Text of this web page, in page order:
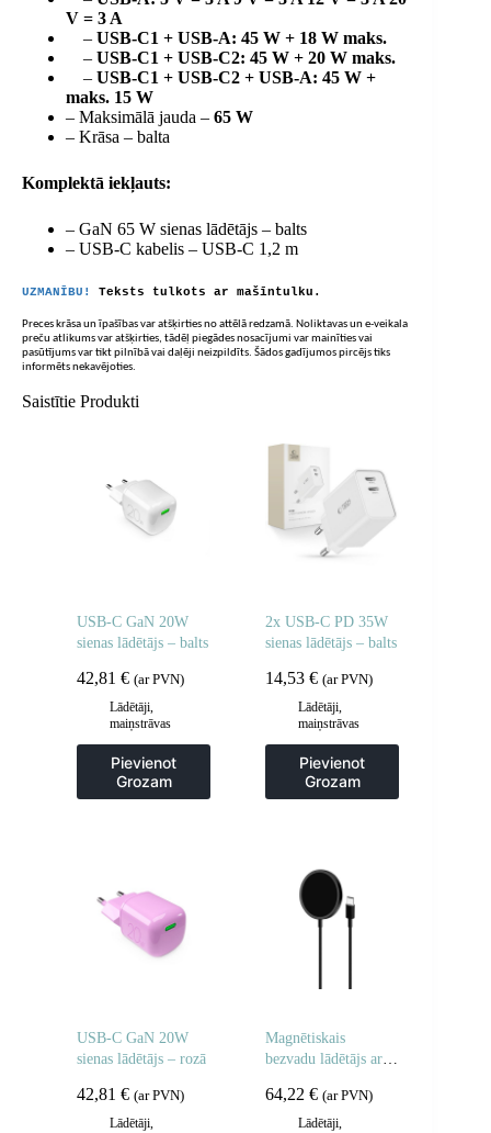
V = 3 A
– USB-C1 + USB-A: 45 W + 18 W maks.
– USB-C1 + USB-C2: 45 W + 20 W maks.
– USB-C1 + USB-C2 + USB-A: 45 W +
maks. 15 W
– Maksimālā jauda – 65 W
– Krāsa – balta
Komplektā iekļauts:
– GaN 65 W sienas lādētājs – balts
– USB-C kabelis – USB-C 1,2 m
UZMANĪBU! Teksts tulkots ar mašīntulku.
Preces krāsa un īpašības var atšķirties no attēlā redzamā. Noliktavas un e-veikala
preču atlikums var atšķirties, tādēļ piegādes nosacījumi var mainīties vai
pasūtījums var tikt pilnībā vai daļēji neizpildīts. Šādos gadījumos pircējs tiks
informēts nekavējoties.
Saistītie Produkti
USB-C GaN 20W
sienas lādētājs – balts
42,81 € (ar PVN)
Lādētāji,
maiņstrāvas
Pievienot
Grozam
2x USB-C PD 35W
sienas lādētājs – balts
14,53€ (ar PVN)
Lādētāji,
maiņstrāvas
Pievienot
Grozam
USB-C GaN 20W
sienas lādētājs – rozā
42,81 € (ar PVN)
Lādētāji,
Magnētiskais
bezvadu lādētājs ar
1m – melns
64,22€ (ar PVN)
Lādētāji,